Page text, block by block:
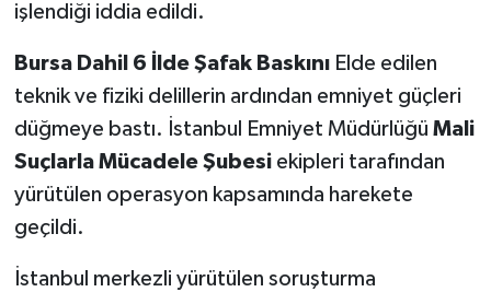
işlendiği iddia edildi.
Bursa Dahil 6 İlde Şafak BaskınıElde edilen
teknik ve fiziki delillerin ardından emniyet güçleri
düğmeye bastı. İstanbul Emniyet Müdürlüğü Mali
Suçlarla Mücadele Şubesiekipleri tarafından
yürütülen operasyon kapsamında harekete
geçildi.
İstanbul merkezli yürütülen soruşturma